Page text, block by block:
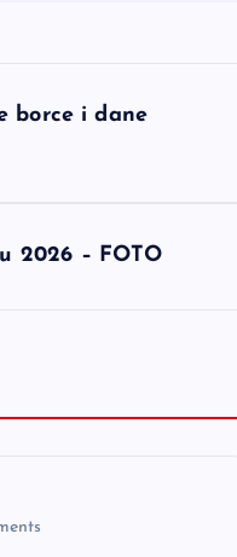
borce i dane
2026 – FOTO